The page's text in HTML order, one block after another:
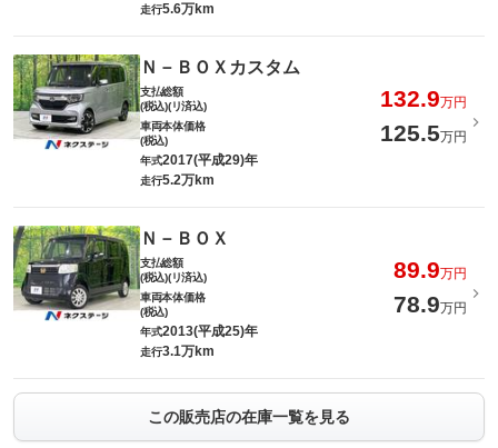
走行5.6万km
Ｎ－ＢＯＸカスタム
支払総額
(税込)(リ済込)
132.9万円
車両本体価格
(税込)
125.5万円
年式2017(平成29)年
走行5.2万km
Ｎ－ＢＯＸ
支払総額
(税込)(リ済込)
89.9万円
車両本体価格
(税込)
78.9万円
年式2013(平成25)年
走行3.1万km
この販売店の在庫一覧を見る